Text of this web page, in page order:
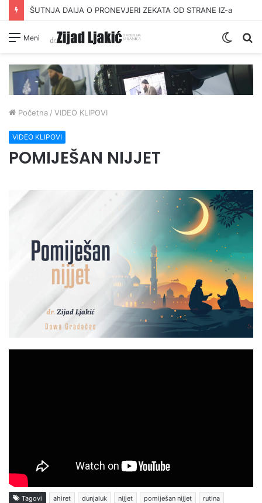
ŠUTNJA DAIJA O PRONEVJERI ZEKATA OD STRANE IZ-a
Meni
Switch
Početna / VIDEO KLIPOVI
VIDEO KLIPOVI
POMIJEŠAN NIJJET
Tagovi ahiret dunjaluk nijjet pomiješan nijjet rutina